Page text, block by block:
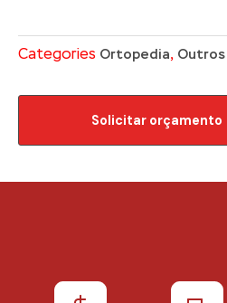
Categories Ortopedia, Outros
Solicitar orçamento